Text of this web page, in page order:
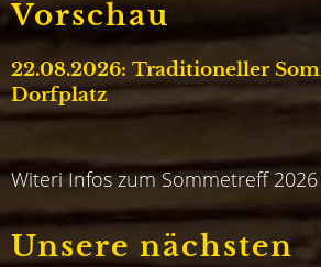
Vorschau
22.08.2026: Traditioneller
Dorfplatz
Witeri Infos zum Sommetreff
Unsere nächsten